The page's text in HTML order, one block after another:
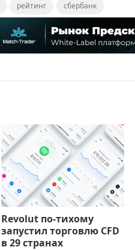
рейтинг сбербанк
Revolut по-тихому
запустил торговлю CFD
в 29 странах